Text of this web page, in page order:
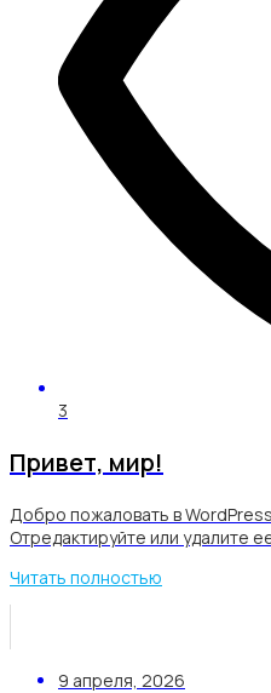
3
Привет, мир!
Добро пожаловать в
Отредактируйте или удалите
Читать полностью
9 апреля, 2026